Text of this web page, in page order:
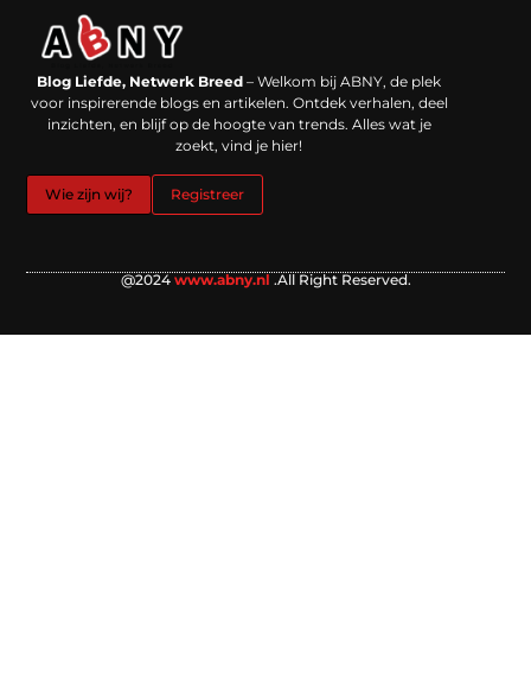
Blog Liefde, Netwerk Breed – Welkom bij ABNY, de plek
voor inspirerende blogs en artikelen. Ontdek verhalen, deel
inzichten, en blijf op de hoogte van trends. Alles wat je
zoekt, vind je hier!
Wie zijn wij? Registreer
@2024 www.abny.nl .All Right Reserved.